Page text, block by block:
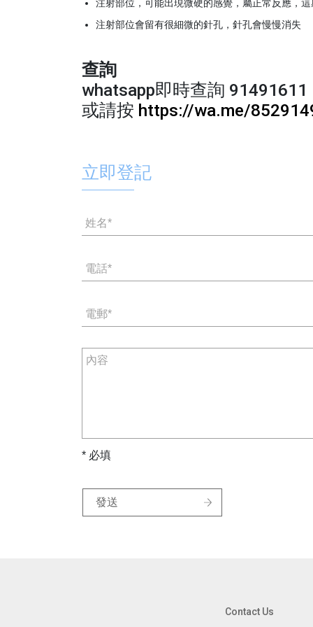
注射部位，可能出現微硬的感覺，屬正常反應，
注射部位會留有很細微的針孔，針孔會慢慢消失
查詢
whatsapp即時查詢 91491611
或請按 https://wa.me/
立即登記
* 必填
發送
Contact Us